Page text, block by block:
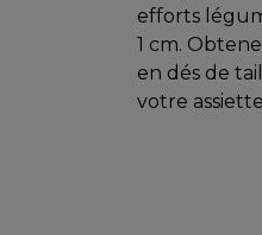
efforts
1 cm.
en dés de
votre